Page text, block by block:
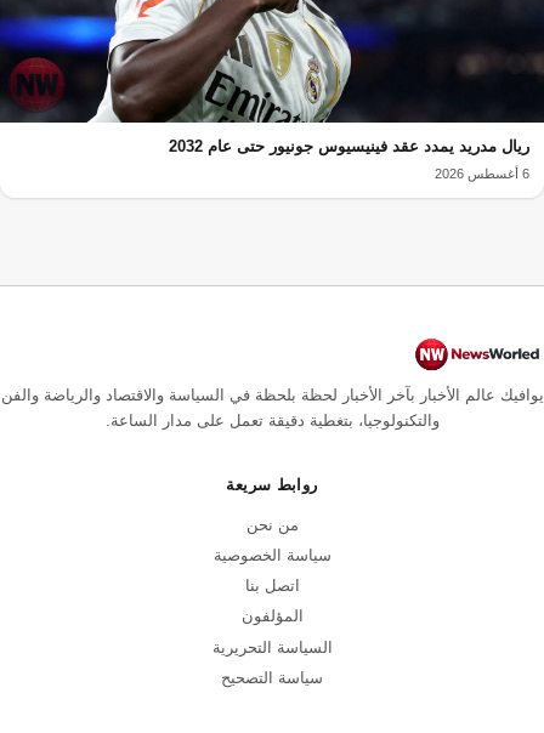
ريال مدريد يمدد عقد فينيسيوس جونيور حتى عام 2032
6 أغسطس 2026
يوافيك عالم الأخبار بآخر الأخبار لحظة بلحظة في السياسة والاقتصاد والرياضة والفن
والتكنولوجيا، بتغطية دقيقة تعمل على مدار الساعة.
روابط سريعة
من نحن
سياسة الخصوصية
اتصل بنا
المؤلفون
السياسة التحريرية
سياسة التصحيح